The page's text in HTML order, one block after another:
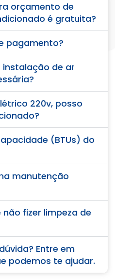
orçamento de
é gratuita?
pagamento?
de ar
220v, posso
(BTUs) do
manutenção
fizer limpeza de
Entre em
podemos te ajudar.